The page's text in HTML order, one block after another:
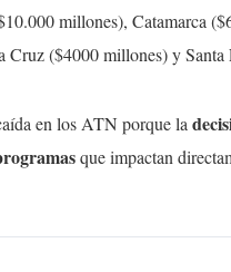
millones), Catamarca
Cruz ($4000 millones) y
en los ATN porque la
que impactan